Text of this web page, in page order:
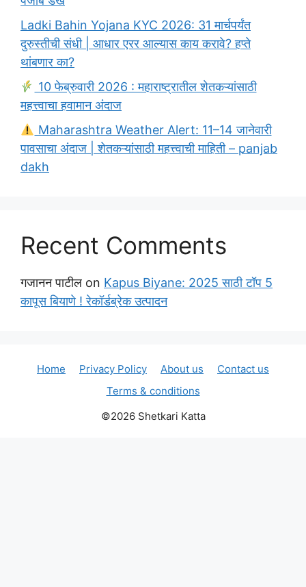
Ladki Bahin Yojana KYC 2026: 31 मार्चपर्यंत
दुरुस्तीची संधी | आधार एरर आल्यास काय करावे? हप्ते
थांबणार का?
10 फेब्रुवारी 2026 : महाराष्ट्रातील शेतकऱ्यांसाठी
महत्त्वाचा हवामान अंदाज
Maharashtra Weather Alert: 11–14 जानेवारी
पावसाचा अंदाज | शेतकऱ्यांसाठी महत्त्वाची माहिती – panjab
dakh
Recent Comments
गजानन पाटील on Kapus Biyane: 2025 साठी टॉप 5
कापूस बियाणे ! रेकॉर्डब्रेक उत्पादन
Home Privacy Policy About us
Contact us
Terms & conditions
©2026 Shetkari Katta